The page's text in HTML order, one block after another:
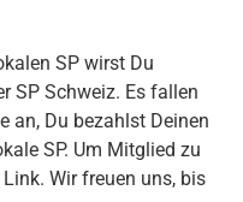
SP wirst Du
SP Schweiz. Es fallen
an, Du bezahlst Deinen
SP. Um Mitglied zu
Wir freuen uns, bis